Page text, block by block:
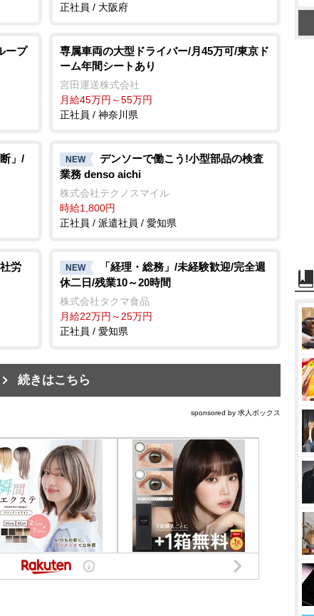
正社員 / 大阪府
ープ
専属車両の大型ドライバー/月45万可/東京ド
ーム年間シートあり
宮田運送株式会社
月給45万円～55万円
正社員 / 神奈川県
」/ NEW
デンソーで働こう!小型部品の検査
業務 denso aichi
株式会社テクノスマイル
時給1,800円
正社員 / 派遣社員 / 愛知県
労 NEW
「経理・総務」/未経験歓迎/完全週
休二日/残業10～20時間
株式会社タクマ食品
月給22万円～25万円
正社員 / 愛知県
続きはこちら
sponsored by 求人ボックス